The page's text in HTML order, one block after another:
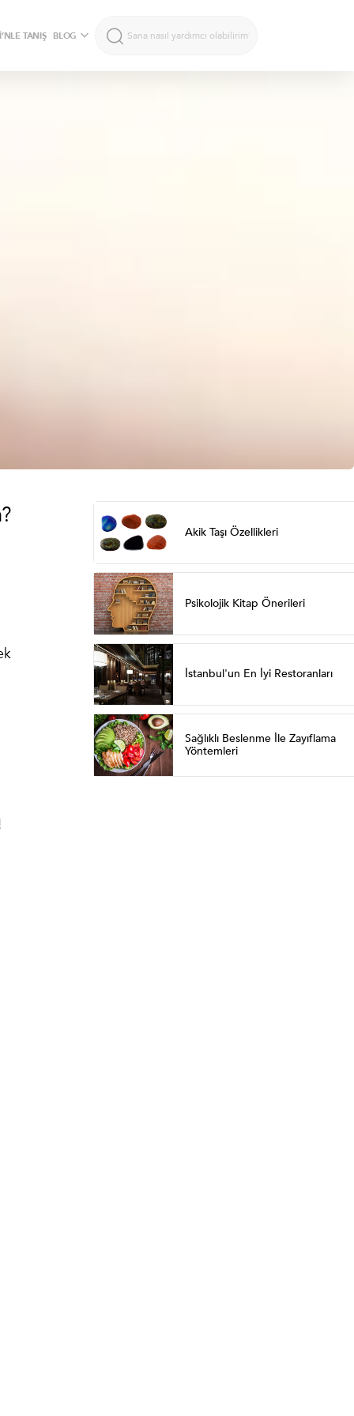
TANIŞ BLOG
Akik Taşı Özellikleri
Psikolojik Kitap Önerileri
İstanbul'un En İyi Restoranları
Sağlıklı Beslenme İle Zayıflama
Yöntemleri